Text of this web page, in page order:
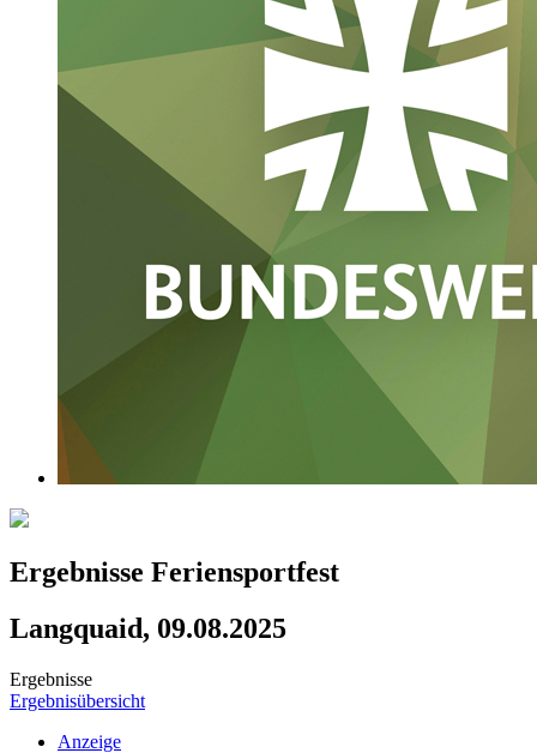
Ergebnisse Feriensportfest
Langquaid, 09.08.2025
Ergebnisse
Ergebnisübersicht
Anzeige